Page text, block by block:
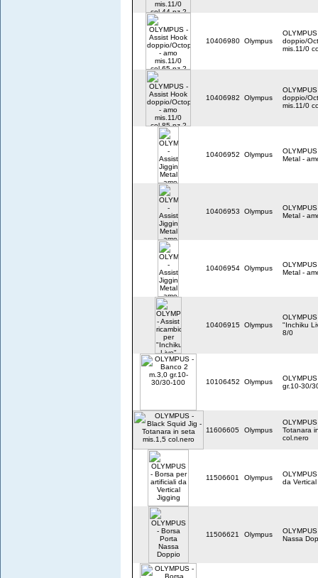
10406980 Olympus
doppio/
mis.11/0
10406982 Olympus
doppio/
mis.11/0
10406952 Olympus
Metal -
10406953 Olympus
Metal -
10406954 Olympus
Metal -
10406915 Olympus
"Inchiku
8/0
10106452 Olympus
gr.10-30/
11606605 Olympus
Totanara
col.nero
11506601 Olympus
da
11506621 Olympus
Nassa